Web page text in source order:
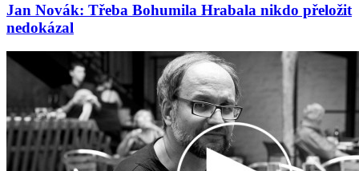
Jan Novák: Třeba Bohumila Hrabala nikdo přeložit
nedokázal